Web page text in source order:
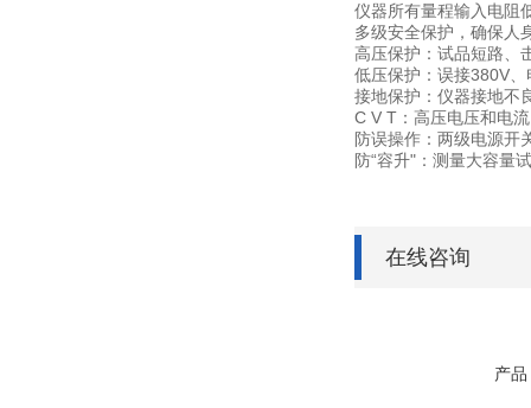
仪器所有量程输入电阻
多级安全保护，确保人
高压保护：试品短路、
低压保护：误接380V
接地保护：仪器接地不
C V T：高压电压和电
防误操作：两级电源开
防“容升"：测量大容量
在线咨询
产品